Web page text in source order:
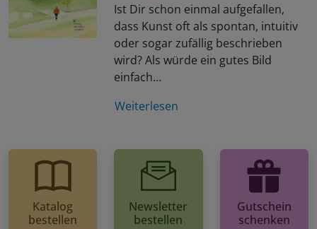
Ist Dir schon einmal aufgefallen,
dass Kunst oft als spontan, intuitiv
oder sogar zufällig beschrieben
wird? Als würde ein gutes Bild
einfach…
Weiterlesen
Katalog
bestellen
Newsletter
bestellen
Gutschein
schenken